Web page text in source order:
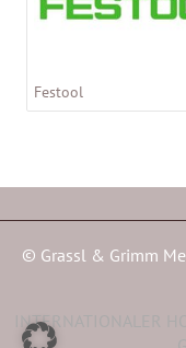
Festool
© Grassl & Grimm
INTERNATIONALER